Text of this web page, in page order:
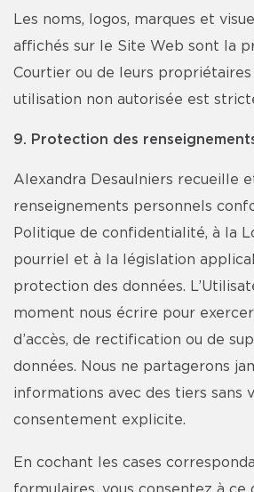
Les noms, logos, marques et
affichés sur le Site Web sont la
Courtier ou de leurs
utilisation non autorisée est
9. Protection des
Alexandra Desaulniers recueille
renseignements personnels
Politique de confidentialité, à la
pourriel et à la législation
protection des données.
moment nous écrire pour
d’accès, de rectification ou de
données. Nous ne partagerons
informations avec des tiers sans
consentement explicite.
En cochant les cases